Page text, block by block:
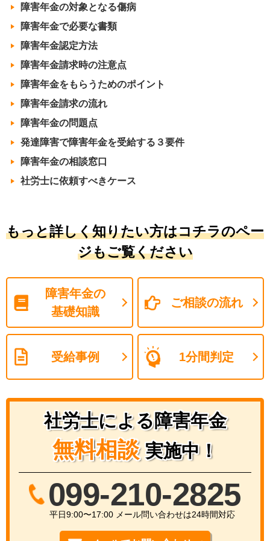
障害年金の対象となる傷病
障害年金で必要な書類
障害年金認定方法
障害年金請求時の注意点
障害年金をもらうためのポイント
障害年金請求の流れ
障害年金の問題点
発達障害で障害年金を受給する３要件
障害年金の相談窓口
社労士に依頼すべきケース
もっと詳しく知りたい方はコチラのペー
ジもご覧ください
障害年金の
基礎知識
ご相談の流れ
受給事例 1分間判定
社労士による障害年金
無料相談 実施中！
099-210-2825
平日9:00〜17:00 メール問い合わせは24時間対応